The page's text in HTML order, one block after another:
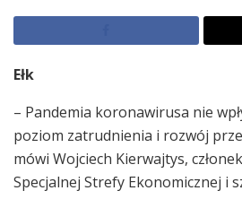
Ełk
– Pandemia koronawirusa nie
poziom zatrudnienia i rozwój
mówi Wojciech Kierwajtys,
Specjalnej Strefy Ekonomicznej i